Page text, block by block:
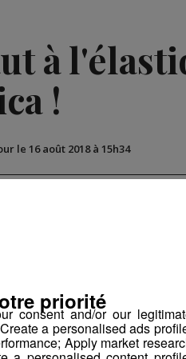
à
!
le 16 août 2018 à 15h34
consent and/or our
a personalised ads
Apply market
priorité